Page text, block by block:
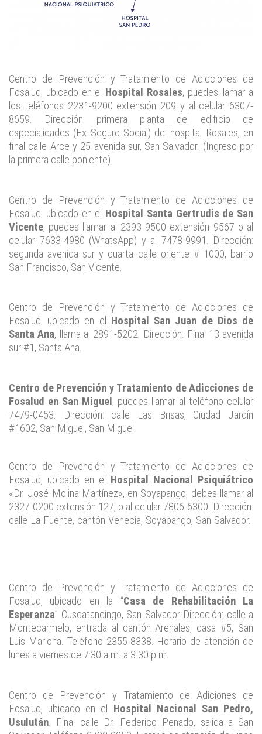
Centro de Prevención y Tratamiento de Adicciones de
Fosalud, ubicado en el Hospital Rosales, puedes llamar a
los teléfonos 2231-9200 extensión 209 y al celular 6307-
8659. Dirección: primera planta del edificio de
especialidades (Ex Seguro Social) del hospital Rosales, en
final calle Arce y 25 avenida sur, San Salvador. (Ingreso por
la primera calle poniente).
Centro de Prevención y Tratamiento de Adicciones de
Fosalud, ubicado en el Hospital Santa Gertrudis de San
Vicente, puedes llamar al 2393 9500 extensión 9567 o al
celular 7633-4980 (WhatsApp) y al 7478-9991. Dirección:
segunda avenida sur y cuarta calle oriente # 1000, barrio
San Francisco, San Vicente.
Centro de Prevención y Tratamiento de Adicciones de
Fosalud, ubicado en el Hospital San Juan de Dios de
Santa Ana, llama al 2891-5202. Dirección: Final 13 avenida
sur #1, Santa Ana.
Centro de Prevención y Tratamiento de Adicciones de
Fosalud en San Miguel , puedes llamar al teléfono celular
7479-0453. Dirección: calle Las Brisas, Ciudad Jardín
#1602, San Miguel, San Miguel.
Centro de Prevención y Tratamiento de Adicciones de
Fosalud, ubicado en el Hospital Nacional Psiquiátrico
«Dr. José Molina Martínez», en Soyapango, debes llamar al
2327-0200 extensión 127, o al celular 7806-6300. Dirección:
calle La Fuente, cantón Venecia, Soyapango, San Salvador.
Centro de Prevención y Tratamiento de Adicciones de
Fosalud, ubicado en la “Casa de Rehabilitación La
Esperanza” Cuscatancingo, San Salvador Dirección: calle a
Montecarmelo, entrada al cantón Arenales, casa #5, San
Luis Mariona. Teléfono 2355-8338. Horario de atención de
lunes a viernes de 7:30 a.m. a 3.30 p.m.
Centro de Prevención y Tratamiento de Adiciones de
Fosalud, ubicado en el Hospital Nacional San Pedro,
Usulután. Final calle Dr. Federico Penado, salida a San